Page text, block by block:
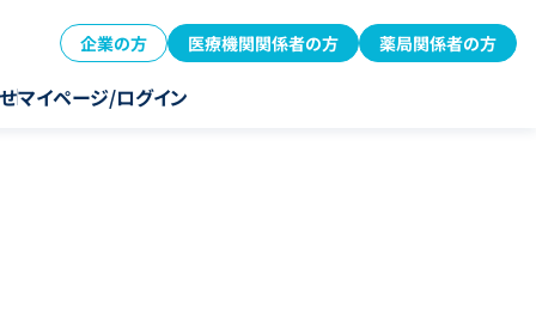
企業の方 医療機関関係者の方 薬局関係者の方
マイページ/ログイン